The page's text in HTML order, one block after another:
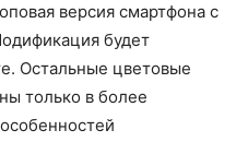
версия смартфона с
будет
Остальные цветовые
только в более